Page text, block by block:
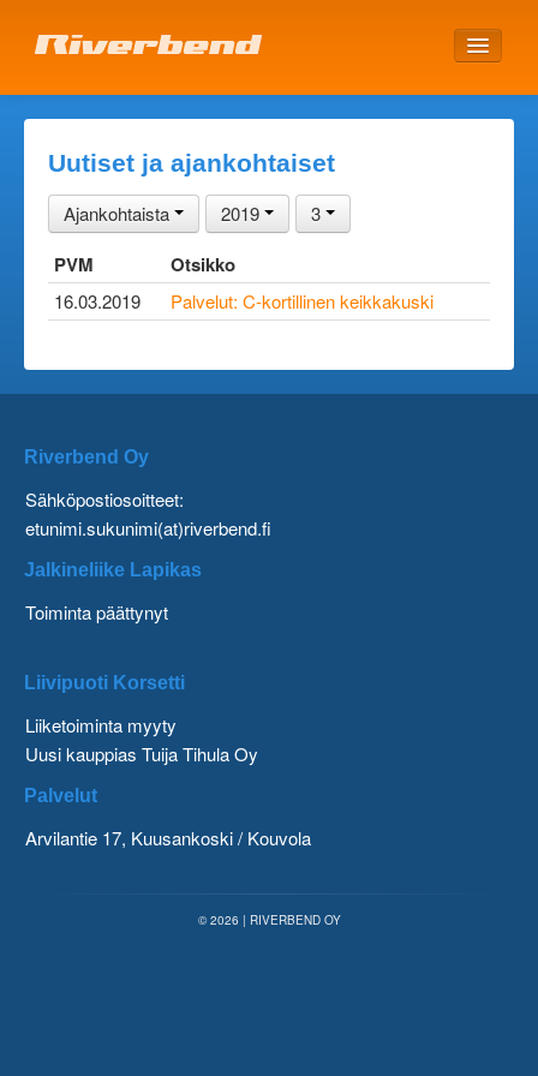
Uutiset ja ajankohtaiset
Ajankohtaista 2019 3
PVM Otsikko
16.03.2019 Palvelut: C-kortillinen keikkakuski
Riverbend Oy
Sähköpostiosoitteet:
etunimi.sukunimi(at)riverbend.fi
Jalkineliike Lapikas
Toiminta päättynyt
Liivipuoti Korsetti
Liiketoiminta myyty
Uusi kauppias Tuija Tihula Oy
Palvelut
Arvilantie 17, Kuusankoski / Kouvola
© 2026 | RIVERBEND OY